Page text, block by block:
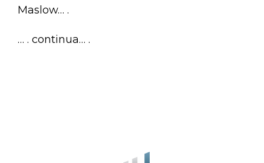
Maslow… .
… . continua… .